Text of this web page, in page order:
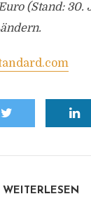
(Stand: 30.
WEITERLESEN